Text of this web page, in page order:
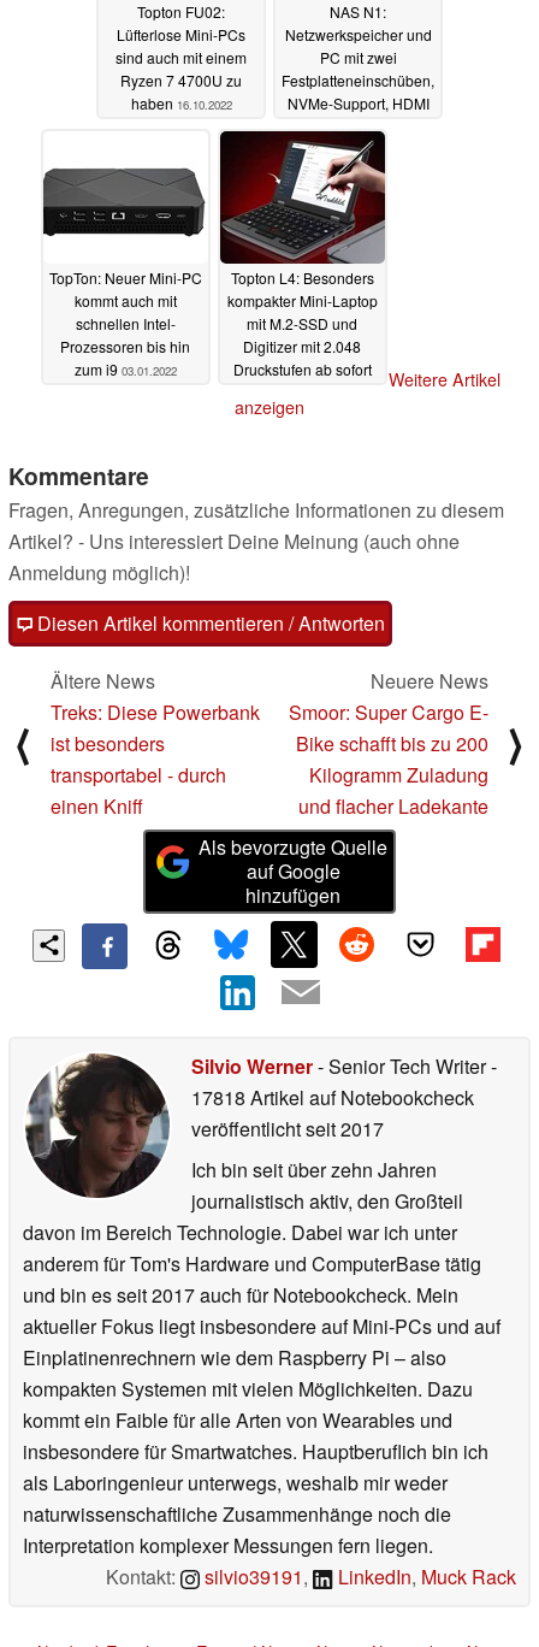
Topton FU02:
Lüfterlose Mini-PCs
sind auch mit einem
Ryzen 7 4700U zu
haben 16.10.2022
NAS N1:
Netzwerkspeicher und
PC mit zwei
Festplatteneinschüben,
NVMe-Support, HDMI
und AMD-CPU
06.09.2022
TopTon: Neuer Mini-PC
kommt auch mit
schnellen Intel-
Prozessoren bis hin
zum i9 03.01.2022
Topton L4: Besonders
kompakter Mini-Laptop
mit M.2-SSD und
Digitizer mit 2.048
Druckstufen ab sofort
Weitere Artikel
anzeigen
Kommentare
Fragen, Anregungen, zusätzliche Informationen zu diesem
Artikel? - Uns interessiert Deine Meinung (auch ohne
Anmeldung möglich)!
Diesen Artikel kommentieren / Antworten
⟨
Ältere News
Treks: Diese Powerbank
ist besonders
transportabel - durch
einen Kniff
Neuere News
Smoor: Super Cargo E-
Bike schafft bis zu 200
Kilogramm Zuladung
und flacher Ladekante
⟩
Als bevorzugte Quelle
auf Google
hinzufügen
Silvio Werner- Senior Tech Writer-
17818 Artikel auf Notebookcheck
veröffentlichtseit 2017
Ich bin seit über zehn Jahren
journalistisch aktiv, den Großteil
davon im Bereich Technologie. Dabei war ich unter
anderem für Tom's Hardware und ComputerBase tätig
und bin es seit 2017 auch für Notebookcheck. Mein
aktueller Fokus liegt insbesondere auf Mini-PCs und auf
Einplatinenrechnern wie dem Raspberry Pi – also
kompakten Systemen mit vielen Möglichkeiten. Dazu
kommt ein Faible für alle Arten von Wearables und
insbesondere für Smartwatches. Hauptberuflich bin ich
als Laboringenieur unterwegs, weshalb mir weder
naturwissenschaftliche Zusammenhänge noch die
Interpretation komplexer Messungen fern liegen.
Kontakt:
silvio39191, LinkedIn, Muck Rack